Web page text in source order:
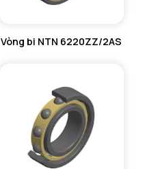
Vòng bi NTN 6220ZZ/2AS